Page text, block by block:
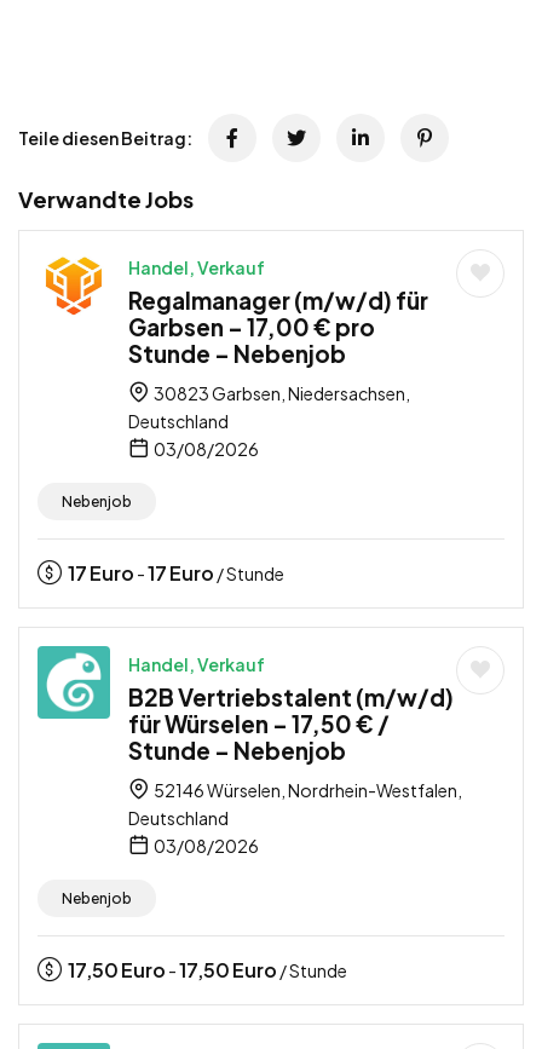
Teile diesen Beitrag:
Verwandte Jobs
Handel, Verkauf
Regalmanager (m/w/d) für
Garbsen – 17,00 € pro
Stunde – Nebenjob
30823 Garbsen, Niedersachsen,
Deutschland
03/08/2026
Nebenjob
17Euro -17Euro / Stunde
Handel, Verkauf
B2B Vertriebstalent (m/w/d)
für Würselen – 17,50 € /
Stunde – Nebenjob
52146 Würselen, Nordrhein-Westfalen,
Deutschland
03/08/2026
Nebenjob
17,50Euro -17,50Euro / Stunde